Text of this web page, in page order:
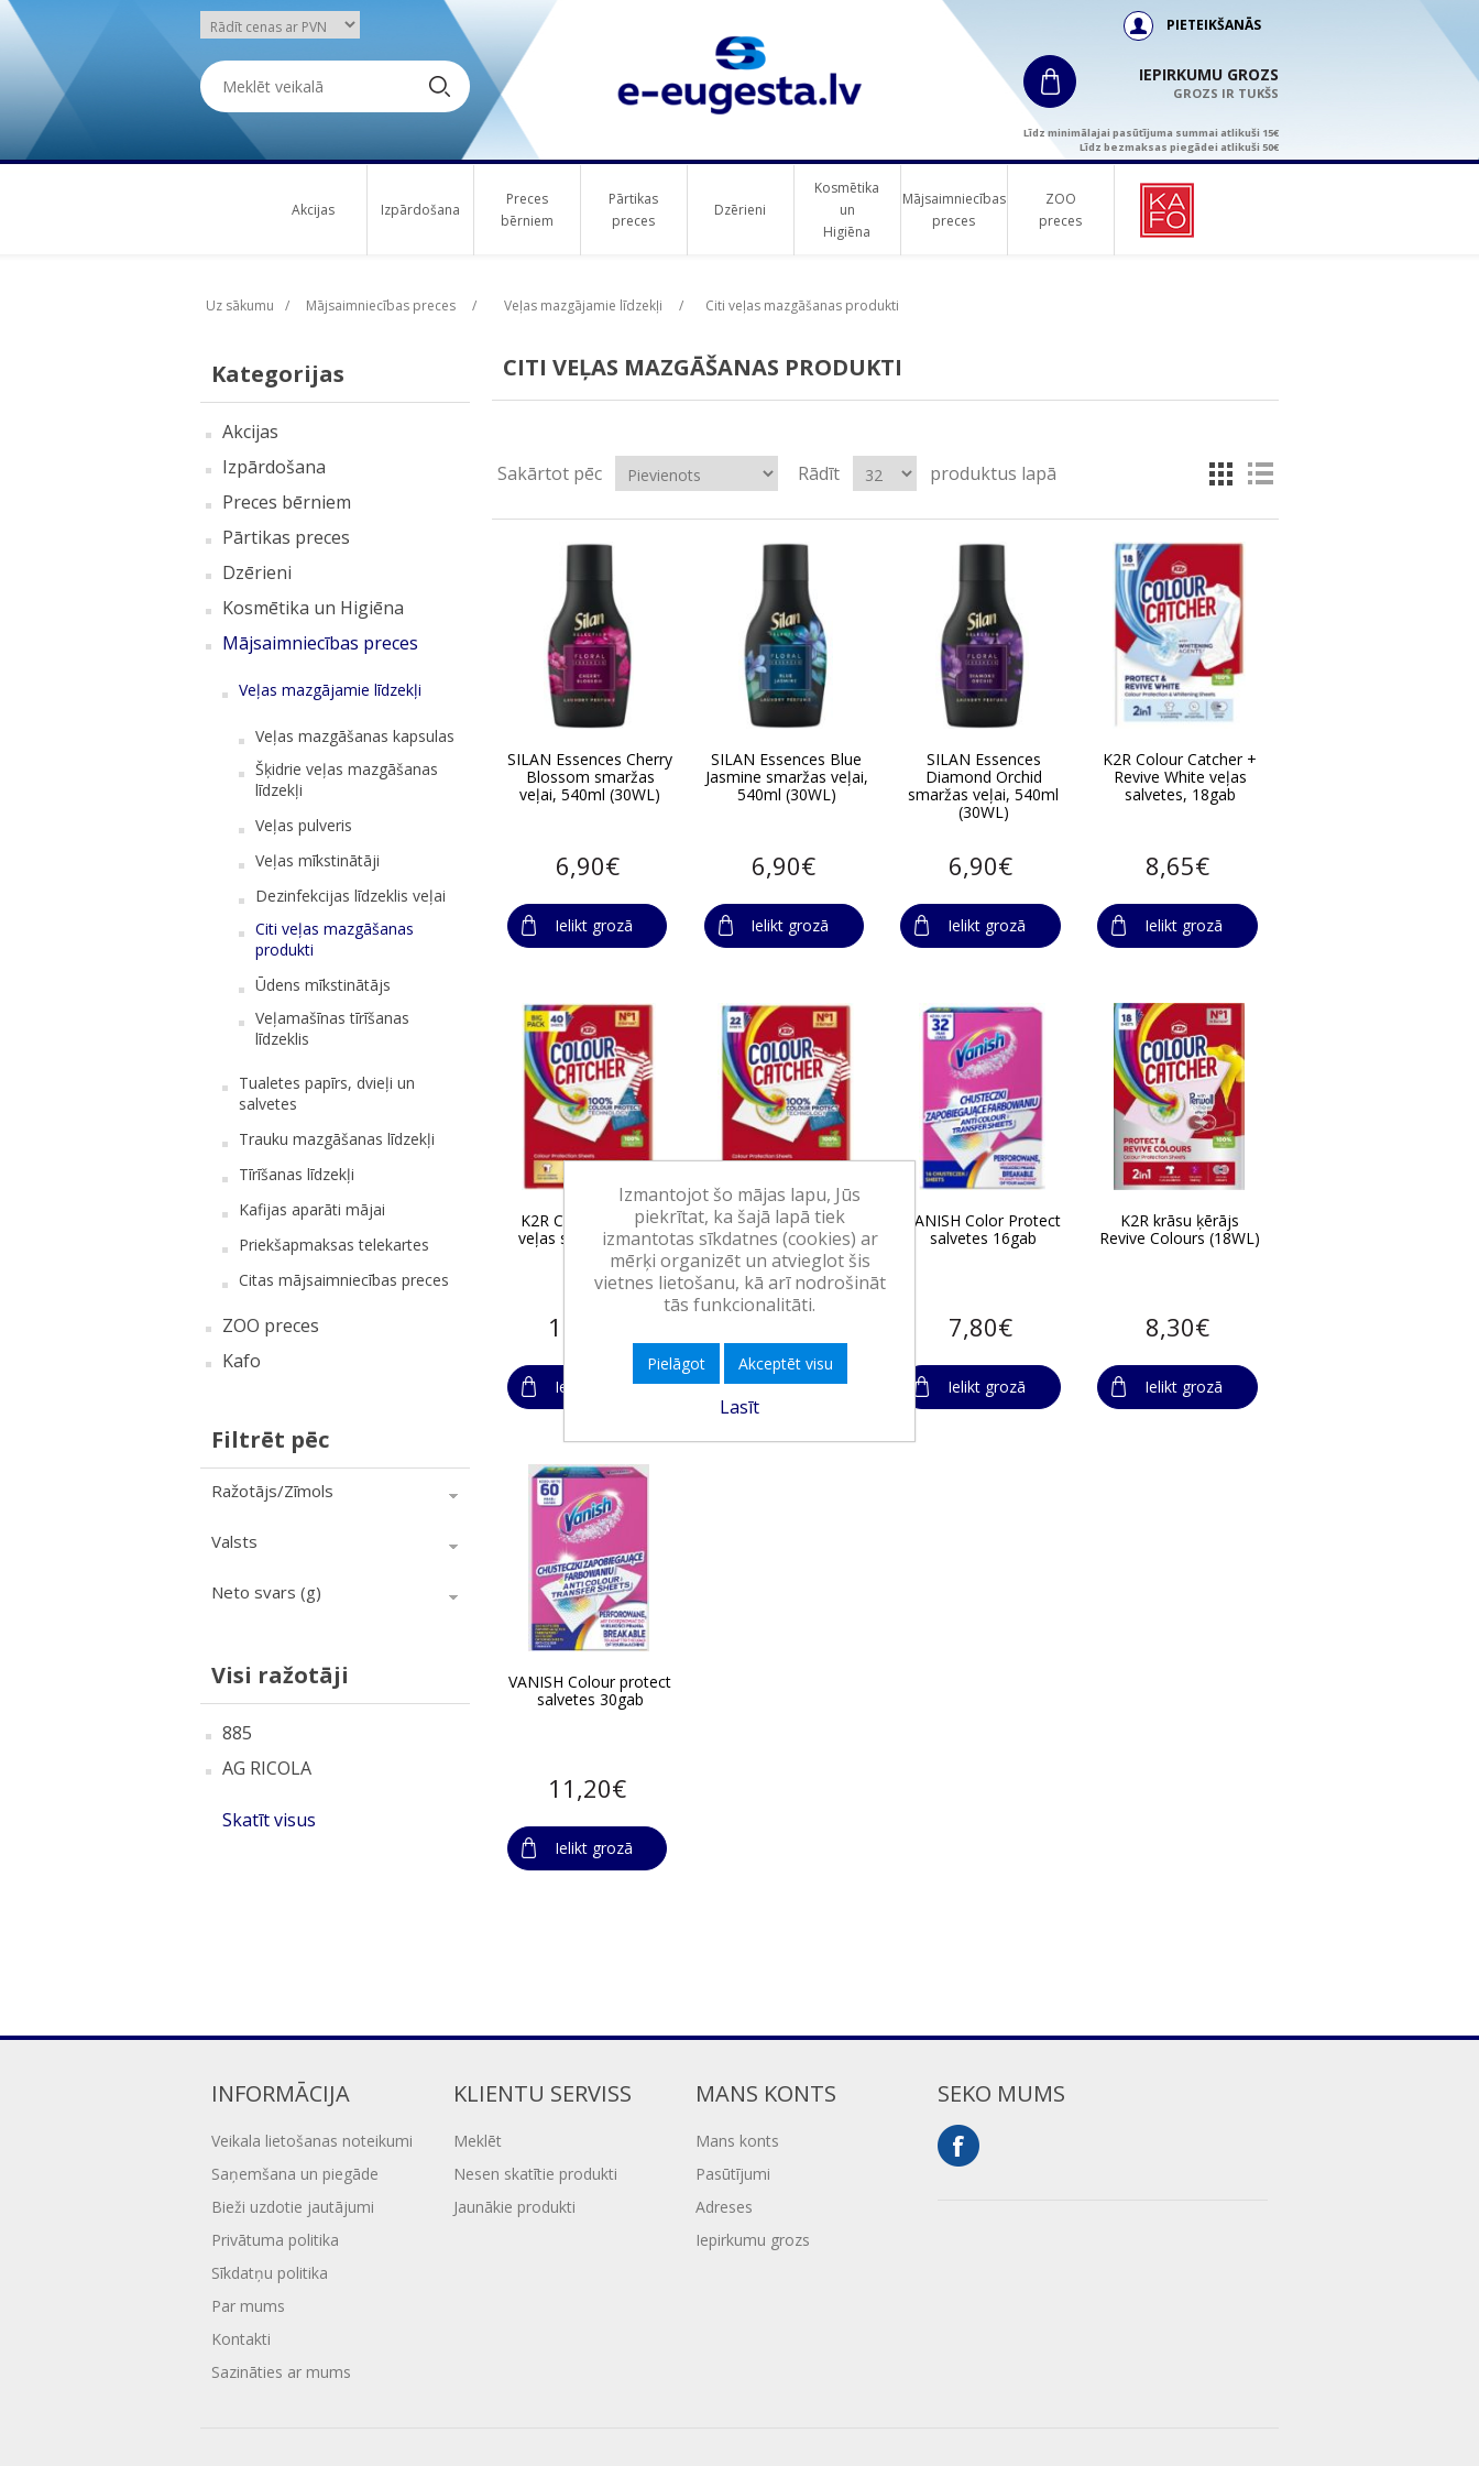
PIETEIKŠANĀS
IEPIRKUMU GROZS
GROZS IR TUKŠS
Līdz minimālajai pasūtījuma summai atlikuši 15€
Līdz bezmaksas piegādei atlikuši 50€
Akcijas Izpārdošana
Preces
bērniem
Pārtikas
preces
Dzērieni
Kosmētika
un
Higiēna
Mājsaimniecības
preces
ZOO
preces
Uz sākumu / Mājsaimniecības preces / Veļas mazgājamie līdzekļi / Citi veļas mazgāšanas produkti
Kategorijas
Akcijas
Izpārdošana
Preces bērniem
Pārtikas preces
Dzērieni
Kosmētika un Higiēna
Mājsaimniecības preces
Veļas mazgājamie līdzekļi
Veļas mazgāšanas kapsulas
Šķidrie veļas mazgāšanas
līdzekļi
Veļas pulveris
Veļas mīkstinātāji
Dezinfekcijas līdzeklis veļai
Citi veļas mazgāšanas
produkti
Ūdens mīkstinātājs
Veļamašīnas tīrīšanas
līdzeklis
Tualetes papīrs, dvieļi un
salvetes
Trauku mazgāšanas līdzekļi
Tīrīšanas līdzekļi
Kafijas aparāti mājai
Priekšapmaksas telekartes
Citas mājsaimniecības preces
ZOO preces
Kafo
Filtrēt pēc
Ražotājs/Zīmols
Valsts
Neto svars (g)
Visi ražotāji
885
AG RICOLA
Skatīt visus
CITI VEĻAS MAZGĀŠANAS PRODUKTI
Sakārtot pēc Rādīt produktus lapā
SILAN Essences Cherry
Blossom smaržas
veļai, 540ml (30WL)
6,90€
Ielikt grozā
SILAN Essences Blue
Jasmine smaržas veļai,
540ml (30WL)
6,90€
Ielikt grozā
SILAN Essences
Diamond Orchid
smaržas veļai, 540ml
(30WL)
6,90€
Ielikt grozā
K2R Colour Catcher +
Revive White veļas
salvetes, 18gab
8,65€
Ielikt grozā
K2R Colour Catcher
veļas salvetes, 40gb
14,70€
Ielikt grozā
K2R Colour Catcher
veļas salvetes, 22gb
Ielikt grozā
VANISH Color Protect
salvetes 16gab
7,80€
Ielikt grozā
K2R krāsu ķērājs
Revive Colours (18WL)
8,30€
Ielikt grozā
VANISH Colour protect
salvetes 30gab
11,20€
Ielikt grozā
INFORMĀCIJA
Veikala lietošanas noteikumi
Saņemšana un piegāde
Bieži uzdotie jautājumi
Privātuma politika
Sīkdatņu politika
Par mums
Kontakti
Sazināties ar mums
KLIENTU SERVISS
Meklēt
Nesen skatītie produkti
Jaunākie produkti
MANS KONTS
Mans konts
Pasūtījumi
Adreses
Iepirkumu grozs
SEKO MUMS
Izmantojot šo mājas lapu, Jūs
piekrītat, ka šajā lapā tiek
izmantotas sīkdatnes (cookies) ar
mērķi organizēt un atvieglot šis
vietnes lietošanu, kā arī nodrošināt
tās funkcionalitāti.
Pielāgot Akceptēt visu
Lasīt